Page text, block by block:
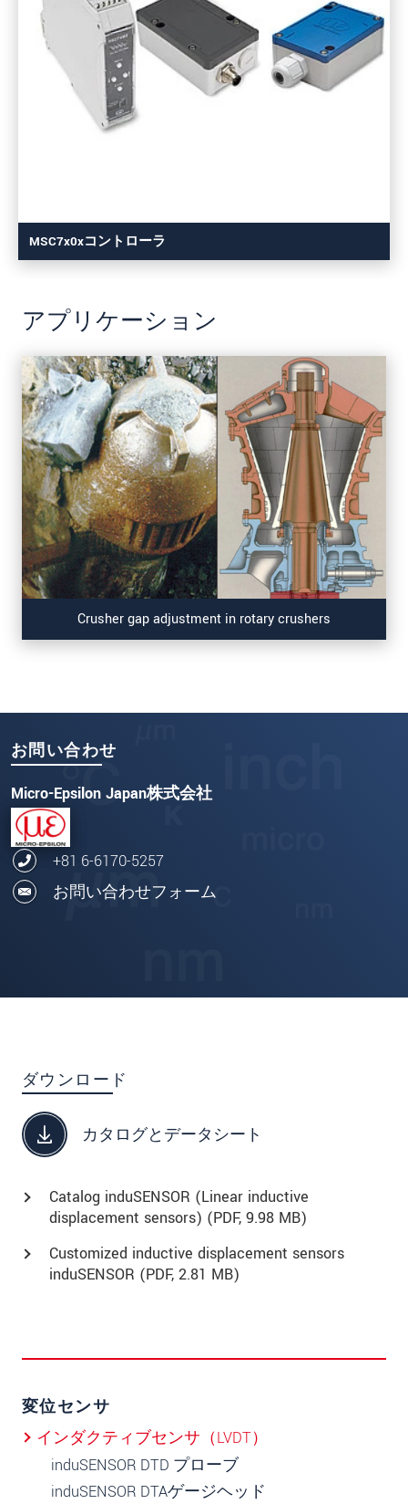
MSC7x0xコントローラ
アプリケーション
Crusher gap adjustment in rotary crushers
お問い合わせ
Micro-Epsilon Japan株式会社
+81 6-6170-5257
お問い合わせフォーム
ダウンロード
カタログとデータシート
Catalog induSENSOR (Linear inductive
displacement sensors) (PDF, 9.98 MB)
Customized inductive displacement sensors
induSENSOR (PDF, 2.81 MB)
変位センサ
インダクティブセンサ（LVDT）
induSENSOR DTD プローブ
induSENSOR DTAゲージヘッド